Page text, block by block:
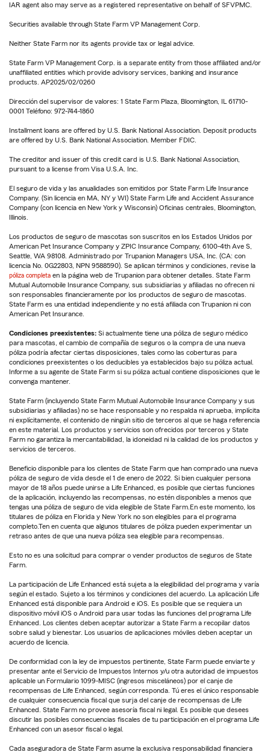
IAR agent also may serve as a registered representative on behalf of SFVPMC.
Securities available through State Farm VP Management Corp.
Neither State Farm nor its agents provide tax or legal advice.
State Farm VP Management Corp. is a separate entity from those affiliated and/or
unaffiliated entities which provide advisory services, banking and insurance
products. AP2025/02/0260
Dirección del supervisor de valores: 1 State Farm Plaza, Bloomington, IL 61710-
0001 Teléfono: 972-744-1860
Installment loans are offered by U.S. Bank National Association. Deposit products
are offered by U.S. Bank National Association. Member FDIC.
The creditor and issuer of this credit card is U.S. Bank National Association,
pursuant to a license from Visa U.S.A. Inc.
El seguro de vida y las anualidades son emitidos por State Farm Life Insurance
Company. (Sin licencia en MA, NY y WI) State Farm Life and Accident Assurance
Company (con licencia en New York y Wisconsin) Oficinas centrales, Bloomington,
Illinois.
Los productos de seguro de mascotas son suscritos en los Estados Unidos por
American Pet Insurance Company y ZPIC Insurance Company, 6100-4th Ave S,
Seattle, WA 98108. Administrado por Trupanion Managers USA, Inc. (CA: con
licencia No. 0G22803, NPN 9588590). Se aplican términos y condiciones, revise la
póliza completa en la página web de Trupanion para obtener detalles. State Farm
Mutual Automobile Insurance Company, sus subsidiarias y afiliadas no ofrecen ni
son responsables financieramente por los productos de seguro de mascotas.
State Farm es una entidad independiente y no está afiliada con Trupanion ni con
American Pet Insurance.
Condiciones preexistentes: Si actualmente tiene una póliza de seguro médico
para mascotas, el cambio de compañía de seguros o la compra de una nueva
póliza podría afectar ciertas disposiciones, tales como las coberturas para
condiciones preexistentes o los deducibles ya establecidos bajo su póliza actual.
Informe a su agente de State Farm si su póliza actual contiene disposiciones que le
convenga mantener.
State Farm (incluyendo State Farm Mutual Automobile Insurance Company y sus
subsidiarias y afiliadas) no se hace responsable y no respalda ni aprueba, implícita
ni explícitamente, el contenido de ningún sitio de terceros al que se haga referencia
en este material. Los productos y servicios son ofrecidos por terceros y State
Farm no garantiza la mercantabilidad, la idoneidad ni la calidad de los productos y
servicios de terceros.
Beneficio disponible para los clientes de State Farm que han comprado una nueva
póliza de seguro de vida desde el 1 de enero de 2022. Si bien cualquier persona
mayor de 18 años puede unirse a Life Enhanced, es posible que ciertas funciones
de la aplicación, incluyendo las recompensas, no estén disponibles a menos que
tengas una póliza de seguro de vida elegible de State Farm.En este momento, los
titulares de póliza en Florida y New York no son elegibles para el programa
completo.Ten en cuenta que algunos titulares de póliza pueden experimentar un
retraso antes de que una nueva póliza sea elegible para recompensas.
Esto no es una solicitud para comprar o vender productos de seguros de State
Farm.
La participación de Life Enhanced está sujeta a la elegibilidad del programa y varía
según el estado. Sujeto a los términos y condiciones del acuerdo. La aplicación Life
Enhanced está disponible para Android e iOS. Es posible que se requiera un
dispositivo móvil iOS o Android para usar todas las funciones del programa Life
Enhanced. Los clientes deben aceptar autorizar a State Farm a recopilar datos
sobre salud y bienestar. Los usuarios de aplicaciones móviles deben aceptar un
acuerdo de licencia.
De conformidad con la ley de impuestos pertinente, State Farm puede enviarte y
presentar ante el Servicio de Impuestos Internos y/u otra autoridad de impuestos
aplicable un Formulario 1099-MISC (ingresos misceláneos) por el canje de
recompensas de Life Enhanced, según corresponda. Tú eres el único responsable
de cualquier consecuencia fiscal que surja del canje de recompensas de Life
Enhanced. State Farm no provee asesoría fiscal ni legal. Es posible que desees
discutir las posibles consecuencias fiscales de tu participación en el programa Life
Enhanced con un asesor fiscal o legal.
Cada aseguradora de State Farm asume la exclusiva responsabilidad financiera